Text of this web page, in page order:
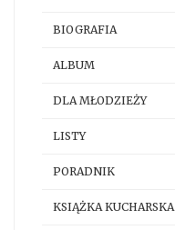
BIOGRAFIA
ALBUM
DLA MŁODZIEŻY
LISTY
PORADNIK
KSIĄŻKA KUCHARSKA